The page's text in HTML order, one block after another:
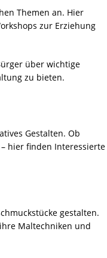
Themen an. Hier
zur Erziehung
über wichtige
zu bieten.
Gestalten. Ob
– hier finden Interessierte
gestalten.
Maltechniken und